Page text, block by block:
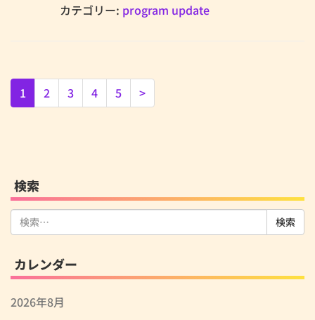
カテゴリー: program update
1 2 3 4 5 >
検索
検
索:
カレンダー
2026年8月